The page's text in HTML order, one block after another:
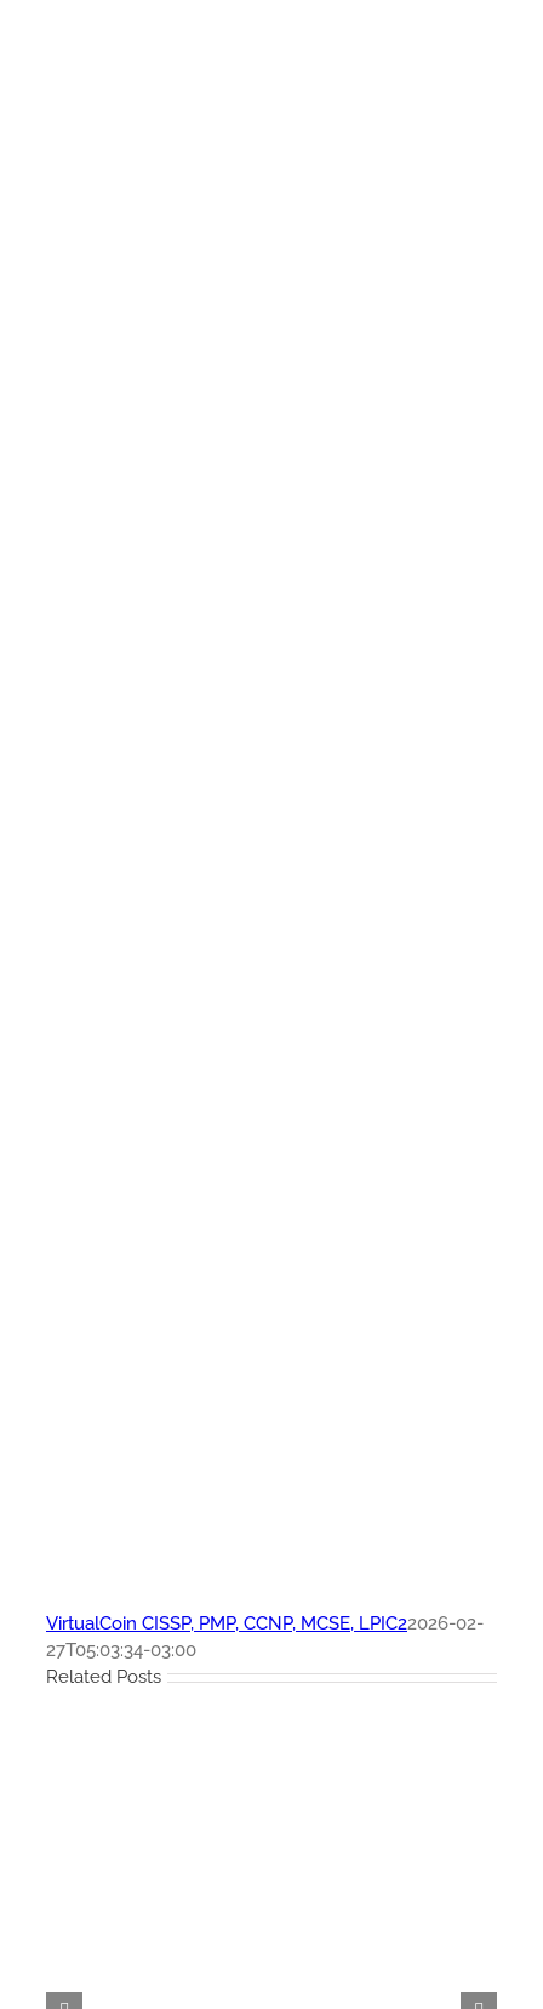
VirtualCoin CISSP, PMP, CCNP, MCSE, LPIC22026-02-
27T05:03:34-03:00
Related Posts